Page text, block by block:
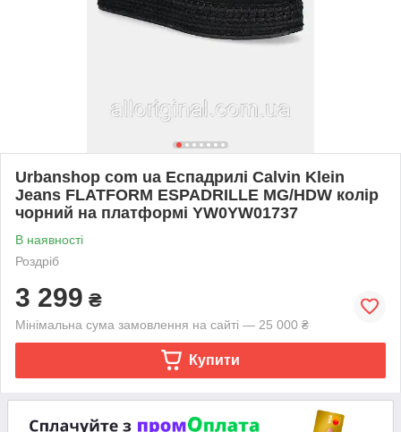
Urbanshop com ua Еспадрилі Calvin Klein
Jeans FLATFORM ESPADRILLE MG/HDW колір
чорний на платформі YW0YW01737
В наявності
Роздріб
3 299 ₴
Мінімальна сума замовлення на сайті — 25 000 ₴
Купити